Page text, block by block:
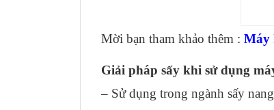
Mời bạn tham khảo thêm : Máy
Giải pháp sấy khi sử dụng
– Sử dụng trong ngành sấy